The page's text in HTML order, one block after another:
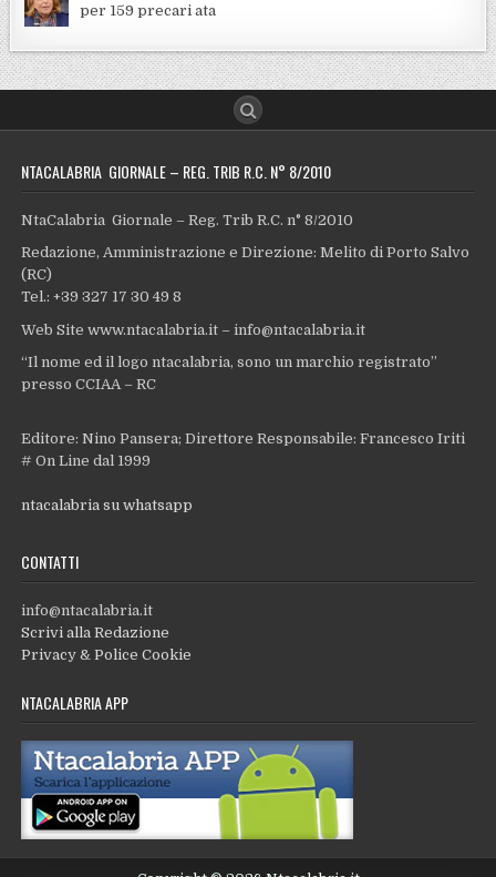
per 159 precari ata
NTACALABRIA GIORNALE – REG. TRIB R.C. N° 8/2010
NtaCalabria Giornale – Reg. Trib R.C. n° 8/2010
Redazione, Amministrazione e Direzione: Melito di Porto Salvo
(RC)
Tel.: +39 327 17 30 49 8
Web Site www.ntacalabria.it – info@ntacalabria.it
“Il nome ed il logo ntacalabria, sono un marchio registrato”
presso CCIAA – RC
Editore: Nino Pansera; Direttore Responsabile: Francesco Iriti
# On Line dal 1999
ntacalabria su whatsapp
CONTATTI
info@ntacalabria.it
Scrivi alla Redazione
Privacy & Police Cookie
NTACALABRIA APP